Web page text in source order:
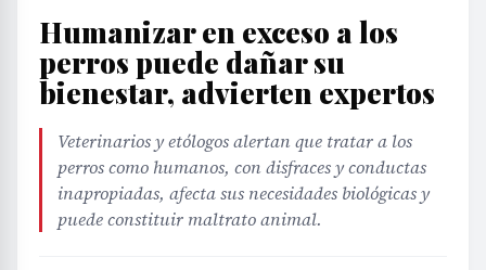
Humanizar en exceso a los
perros puede dañar su
bienestar, advierten expertos
Veterinarios y etólogos alertan que tratar a los
perros como humanos, con disfraces y conductas
inapropiadas, afecta sus necesidades biológicas y
puede constituir maltrato animal.